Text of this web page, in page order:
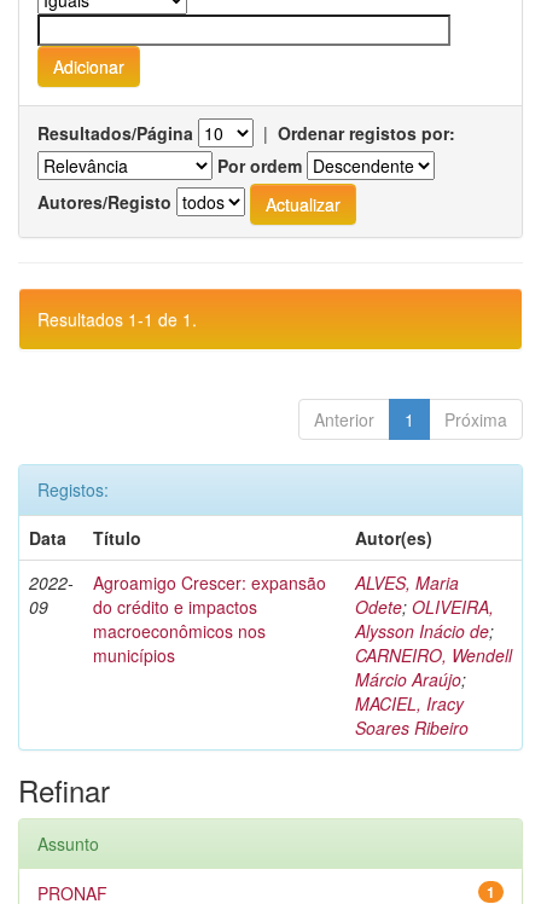
Resultados/Página | Ordenar registos por:
Por ordem
Autores/Registo
Resultados 1-1 de 1.
Anterior 1 Próxima
Registos:
Data
Título
Autor(es)
2022-
09
Agroamigo Crescer: expansão
do crédito e impactos
macroeconômicos nos
municípios
ALVES, Maria
Odete; OLIVEIRA,
Alysson Inácio de;
CARNEIRO, Wendell
Márcio Araújo;
MACIEL, Iracy
Soares Ribeiro
Refinar
Assunto
1
PRONAF